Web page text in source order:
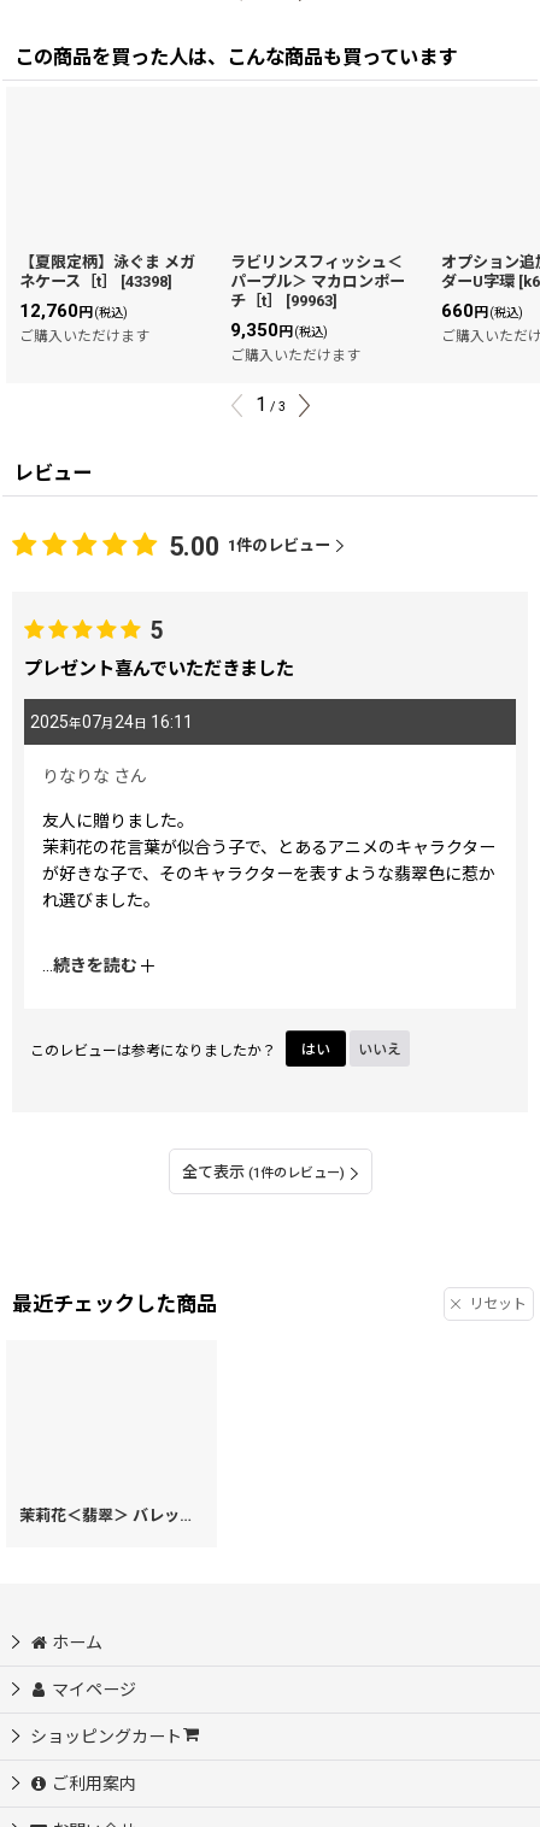
この商品を買った人は、こんな商品も買っています
【夏限定柄】泳ぐま メガ
ネケース［t］
[43398]
12,760円(税込)
ご購入いただけます
ラビリンスフィッシュ＜
パープル＞ マカロンポー
チ［t］
[99963]
9,350円(税込)
ご購入いただけます
オプション
ダーU字環 [
660円(税込)
ご購入いただ
1 / 3
レビュー
5.00 1件のレビュー
5
プレゼント喜んでいただきました
2025年07月 24日 16:11
りなりな さん
友人に贈りました。
茉莉花の花言葉が似合う子で、とあるアニメのキャラクター
が好きな子で、そのキャラクターを表すような翡翠色に惹か
れ選びました。
複数同時注文したので、ラッピングの上から付箋で目印をつ
けてくださり、大変ありがたかったです。
続きを読む
このレビューは参考になりましたか？ はい いいえ
全て表示 (1件のレビュー)
最近チェックした商品 リセット
茉莉花＜翡翠＞ バレッタ［t］
ホーム
マイページ
ショッピングカート
ご利用案内